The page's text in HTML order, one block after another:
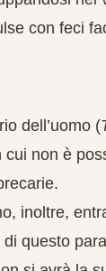
con feci
dell’uomo (
non è
inoltre,
questo